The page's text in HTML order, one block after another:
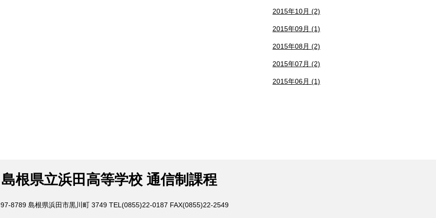
2015年10月 (2)
2015年09月 (1)
2015年08月 (2)
2015年07月 (2)
2015年06月 (1)
島根県立浜田高等学校 通信制課程
8789 島根県浜田市黒川町 3749 TEL(0855)22-0187 FAX(0855)22-2549